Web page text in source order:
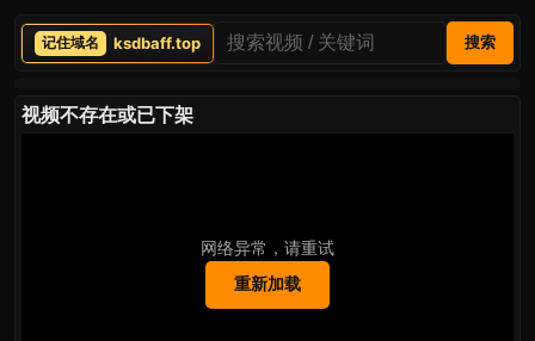
ksdbaff.top 搜索
视频不存在或已下架
网络异常，请重试
重新加载